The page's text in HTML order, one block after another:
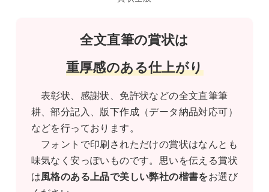
全文直筆の賞状は
重厚感のある仕上がり
表彰状、感謝状、免許状などの全文直筆筆
耕、部分記入、版下作成（データ納品対応可）
などを行っております。
フォントで印刷されただけの賞状はなんとも
味気なく安っぽいものです。思いを伝える賞状
は風格のある上品で美しい弊社の楷書をお選び